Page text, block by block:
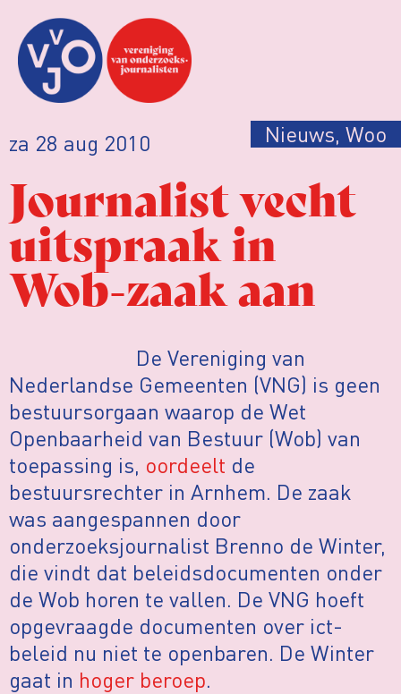
za 28 aug 2010 Nieuws, Woo
Journalist vecht
uitspraak in
Wob-zaak aan
De Vereniging van
Nederlandse Gemeenten (VNG) is geen
bestuursorgaan waarop de Wet
Openbaarheid van Bestuur (Wob) van
toepassing is, oordeelt de
bestuursrechter in Arnhem. De zaak
was aangespannen door
onderzoeksjournalist Brenno de Winter,
die vindt dat beleidsdocumenten onder
de Wob horen te vallen. De VNG hoeft
opgevraagde documenten over ict-
beleid nu niet te openbaren. De Winter
gaat in hoger beroep.